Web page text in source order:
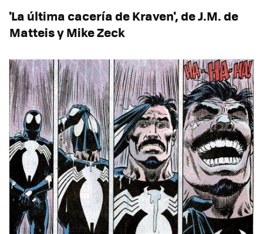
'La última cacería de Kraven', de J.M. de
Matteis y Mike Zeck